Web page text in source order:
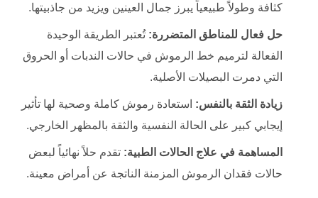
كثافة وطولاً طبيعياً يبرز جمال العينين ويزيد من جاذبيتها.
حل فعال للمناطق المتضررة: تُعتبر الطريقة الوحيدة
الفعالة لترميم خط الرموش في حالات الندبات أو الحروق
التي دمرت البصيلات الأصلية.
زيادة الثقة بالنفس: استعادة رموش كاملة وصحية لها تأثير
إيجابي كبير على الحالة النفسية والثقة بالمظهر الخارجي.
المساهمة في علاج الحالات الطبية: تقدم حلاً نهائياً لبعض
حالات فقدان الرموش المزمنة الناتجة عن أمراض معينة.